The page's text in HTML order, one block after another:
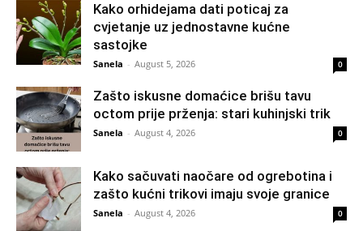
Kako orhidejama dati poticaj za
cvjetanje uz jednostavne kućne
sastojke
Sanela - August 5, 2026 0
Zašto iskusne domaćice brišu tavu
octom prije prženja: stari kuhinjski trik
Sanela - August 4, 2026 0
Kako sačuvati naočare od ogrebotina i
zašto kućni trikovi imaju svoje granice
Sanela - August 4, 2026 0